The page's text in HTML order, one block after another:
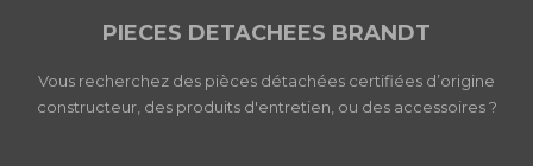
PIECES DETACHEES BRANDT
Vous recherchez des pièces détachées certifiées d’origine
constructeur, des produits d'entretien, ou des accessoires ?